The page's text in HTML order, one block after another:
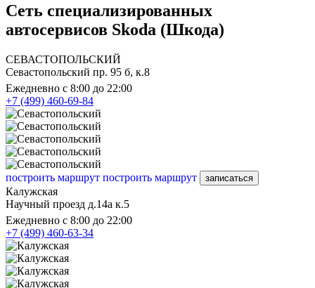
Сеть специализированных
автосервисов Skoda (Шкода)
СЕВАСТОПОЛЬСКИЙ
Севастопольский пр. 95 б, к.8
Ежедневно с 8:00 до 22:00
+7 (499) 460-69-84
построить маршрут построить маршрут записаться
Калужская
Научный проезд д.14а к.5
Ежедневно с 8:00 до 22:00
+7 (499) 460-63-34